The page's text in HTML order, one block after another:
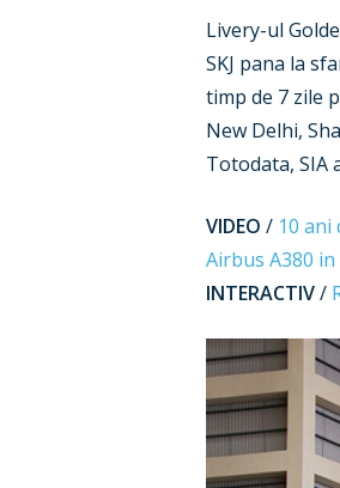
Livery-ul
SKJ pana la
timp de 7 zile
New Delhi,
Totodata, SIA
VIDEO / 10 ani
Airbus A380
INTERACTIV/